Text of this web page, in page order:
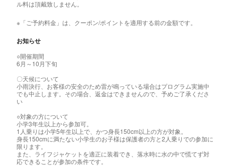
ル料は頂戴致しません。
※「ご予約料金」は、クーポン/ポイントを適用する前の金額です。
お知らせ
○開催期間
6月～10月下旬
〇天候について
小雨決行、お客様の安全のため雷が鳴っている場合はプログラム実施中
でも中止します。その場合、返金はできませんので、予めご了承くださ
い
○対象の方について
小学3年生以上から参加可。
1人乗りは小学5年生以上で、かつ身長150cm以上の方が対象。
身長150cmに満たない小学生のお子様は保護者の方と2人乗りでの参加に
限ります。
また、ライフジャケットを適正に装着でき、落水時に水の中で慌てず対
応できることが参加の条件です。